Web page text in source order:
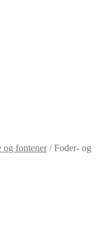
og fontener/Foder- og